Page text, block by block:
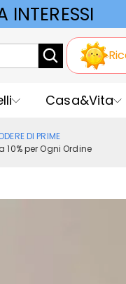
INTERESSI
Casa&Vita
DI PRIME
10% per Ogni Ordine